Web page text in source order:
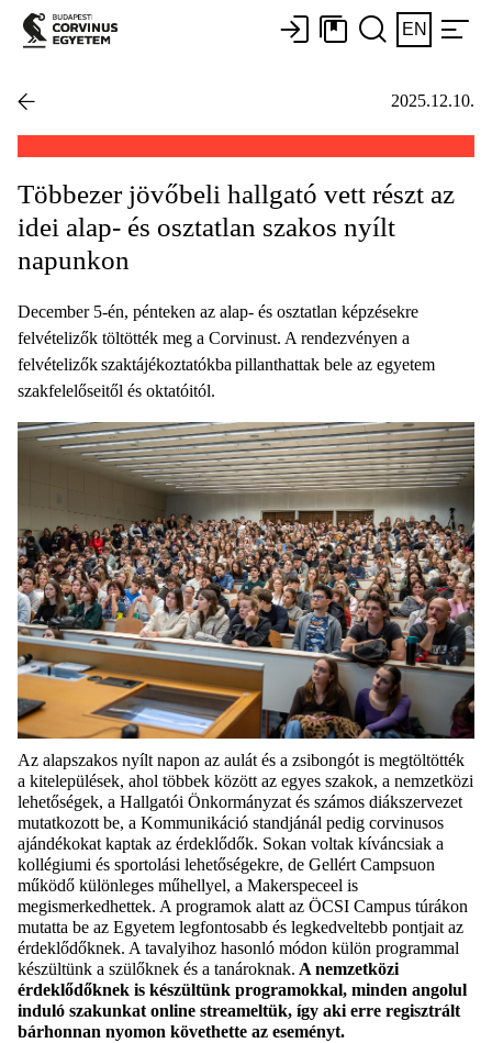
EN
2025.12.10.
Többezer jövőbeli hallgató vett részt az
idei alap- és osztatlan szakos nyílt
napunkon
December 5-én, pénteken az alap- és osztatlan képzésekre
felvételizők töltötték meg a Corvinust. A rendezvényen a
felvételizők szaktájékoztatókba pillanthattak bele az egyetem
szakfelelőseitől és oktatóitól.
Az alapszakos nyílt napon az aulát és a zsibongót is megtöltötték
a kitelepülések, ahol többek között az egyes szakok, a nemzetközi
lehetőségek, a Hallgatói Önkormányzat és számos diákszervezet
mutatkozott be, a Kommunikáció standjánál pedig corvinusos
ajándékokat kaptak az érdeklődők. Sokan voltak kíváncsiak a
kollégiumi és sportolási lehetőségekre, de Gellért Campsuon
működő különleges műhellyel, a Makerspeceel is
megismerkedhettek. A programok alatt az ÖCSI Campus túrákon
mutatta be az Egyetem legfontosabb és legkedveltebb pontjait az
érdeklődőknek. A tavalyihoz hasonló módon külön programmal
készültünk a szülőknek és a tanároknak. A nemzetközi
érdeklődőknek is készültünk programokkal, minden angolul
induló szakunkat online streameltük, így aki erre regisztrált
bárhonnan nyomon követhette az eseményt.